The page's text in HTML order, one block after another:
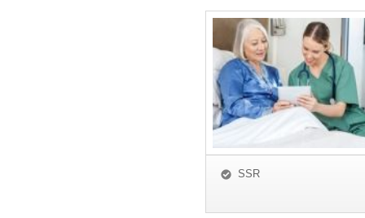
SSR